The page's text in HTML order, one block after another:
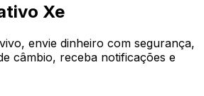
Xe
envie dinheiro com segurança,
câmbio, receba notificações e